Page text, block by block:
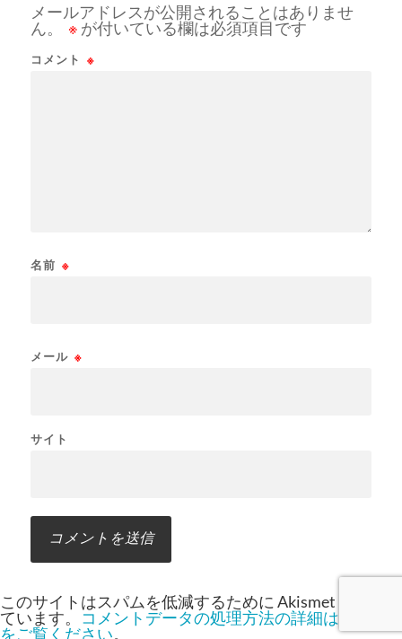
メールアドレスが公開されることはありませ
ん。
※ が付いている欄は必須項目です
コメント ※
名前 ※
メール ※
サイト
このサイトはスパムを低減するために Akismet を使っ
ています。 コメントデータの処理方法の詳細はこちら
をご覧ください。